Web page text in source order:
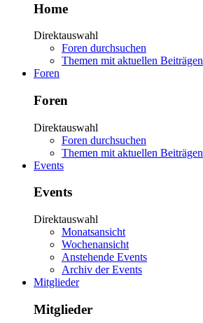
Home
Direktauswahl
Foren durchsuchen
Themen mit aktuellen Beiträgen
Foren
Foren
Direktauswahl
Foren durchsuchen
Themen mit aktuellen Beiträgen
Events
Events
Direktauswahl
Monatsansicht
Wochenansicht
Anstehende Events
Archiv der Events
Mitglieder
Mitglieder